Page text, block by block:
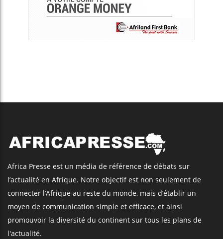
Africa Presse est un média de référence de débats sur
l’actualité en Afrique. Notre objectif est non seulement de
connecter l’Afrique au reste du monde, mais d’établir un
moyen de communication simple et efficace, et ainsi
promouvoir la diversité du continent sur tous les plans de
l'actualité.